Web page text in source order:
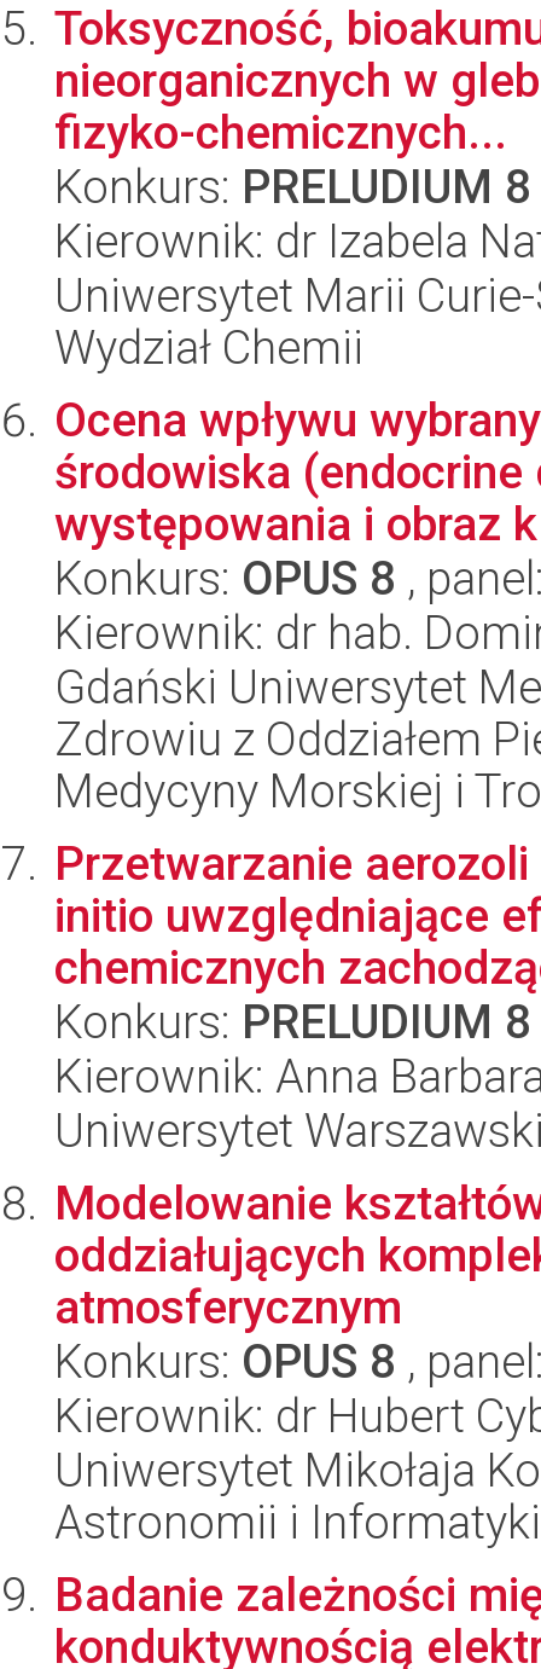
Toksyczność,
nieorganicznych w
fizyko-chemicznych...
Konkurs: PRELUDIUM 8
Kierownik: dr Izabela
Uniwersytet Marii
Wydział Chemii
Ocena wpływu
środowiska
występowania i obraz
Konkurs: OPUS 8 ,
Kierownik: dr hab.
Gdański Uniwersytet
Zdrowiu z Oddziałem
Medycyny Morskiej i
Przetwarzanie
initio uwzględniające
chemicznych
Konkurs: PRELUDIUM 8
Kierownik: Anna
Uniwersytet
Modelowanie
oddziałujących
atmosferycznym
Konkurs: OPUS 8 ,
Kierownik: dr Hubert
Uniwersytet Mikołaja
Astronomii i
Badanie zależności
konduktywnością